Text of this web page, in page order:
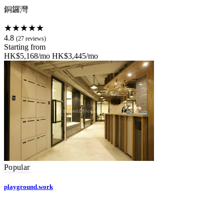
銅鑼灣
★★★★★
4.8 (27 reviews)
Starting from
HK$5,168/mo HK$3,445/mo
Popular
playground.work